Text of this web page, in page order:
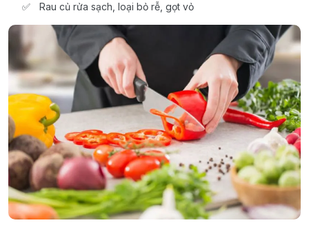
Rau củ rửa sạch, loại bỏ rễ, gọt vỏ